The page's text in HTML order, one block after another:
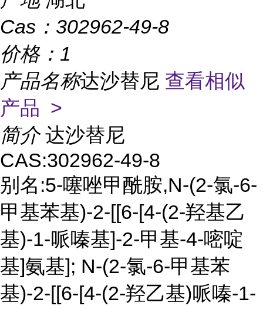
Cas： 302962-49-8
价格： 1
产品名称达沙替尼 查看相似
产品 >
简介 达沙替尼
CAS:302962-49-8
别名:5-噻唑甲酰胺,N-(2-氯-6-
甲基苯基)-2-[[6-[4-(2-羟基乙
基)-1-哌嗪基]-2-甲基-4-嘧啶
基]氨基]; N-(2-氯-6-甲基苯
基)-2-[[6-[4-(2-羟乙基)哌嗪-1-